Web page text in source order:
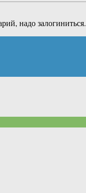
надо залогиниться.